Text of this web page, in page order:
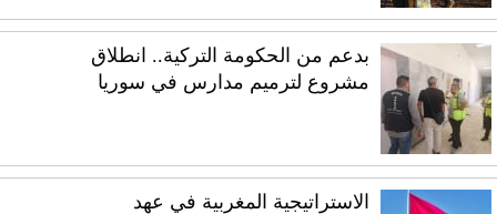
بدعم من الحكومة التركية.. انطلاق
مشروع لترميم مدارس في سوريا
الاستراتيجية المغربية في عهد